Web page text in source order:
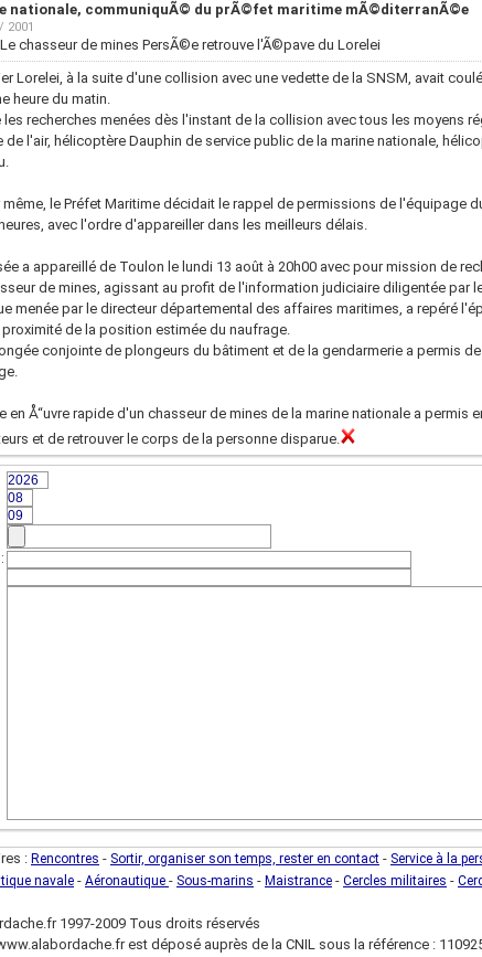
nationale, communiquÃ© du prÃ©fet maritime mÃ©diterranÃ©e
2001
chasseur de mines PersÃ©e retrouve l'Ã©pave du Lorelei
Lorelei, à la suite d'une collision avec une vedette de la SNSM, avait
heure du matin.
les recherches menées dès l'instant de la collision avec tous les moyens
de l'air, hélicoptère Dauphin de service public de la marine nationale,
même, le Préfet Maritime décidait le rappel de permissions de l'équipage
avec l'ordre d'appareiller dans les meilleurs délais.
a appareillé de Toulon le lundi 13 août à 20h00 avec pour mission de
de mines, agissant au profit de l'information judiciaire diligentée par
menée par le directeur départemental des affaires maritimes, a repéré
de la position estimée du naufrage.
conjointe de plongeurs du bâtiment et de la gendarmerie a permis
en Å“uvre rapide d'un chasseur de mines de la marine nationale a
et de retrouver le corps de la personne disparue.
: Rencontres - Sortir, organiser son temps, rester en contact - Service à la
navale - Aéronautique - Sous-marins - Maistrance - Cercles militaires -
1997-2009 Tous droits réservés
est déposé auprès de la CNIL sous la référence :